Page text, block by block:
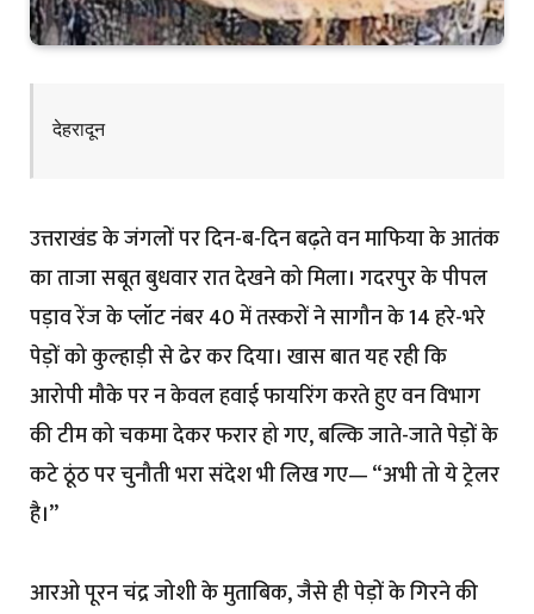
देहरादून
उत्तराखंड के जंगलों पर दिन-ब-दिन बढ़ते वन माफिया के आतंक
का ताजा सबूत बुधवार रात देखने को मिला। गदरपुर के पीपल
पड़ाव रेंज के प्लॉट नंबर 40 में तस्करों ने सागौन के 14 हरे-भरे
पेड़ों को कुल्हाड़ी से ढेर कर दिया। खास बात यह रही कि
आरोपी मौके पर न केवल हवाई फायरिंग करते हुए वन विभाग
की टीम को चकमा देकर फरार हो गए, बल्कि जाते-जाते पेड़ों के
कटे ठूंठ पर चुनौती भरा संदेश भी लिख गए— “अभी तो ये ट्रेलर
है।”
आरओ पूरन चंद्र जोशी के मुताबिक, जैसे ही पेड़ों के गिरने की